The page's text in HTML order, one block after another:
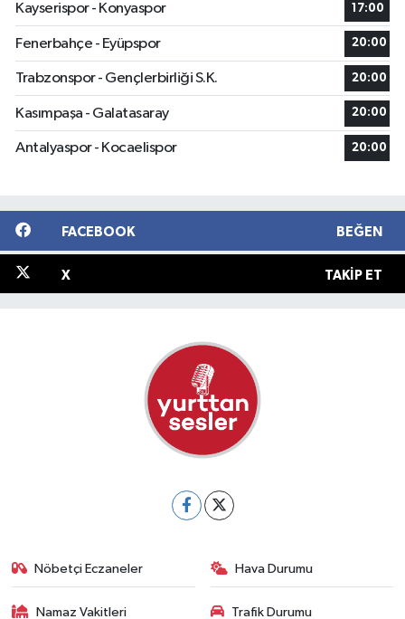
Kayserispor - Konyaspor
17:00
Fenerbahçe - Eyüpspor 20:00
Trabzonspor - Gençlerbirliği S.K. 20:00
Kasımpaşa - Galatasaray 20:00
Antalyaspor - Kocaelispor 20:00
FACEBOOK BEĞEN
X TAKIP ET
Nöbetçi Eczaneler Hava Durumu
Namaz Vakitleri Trafik Durumu